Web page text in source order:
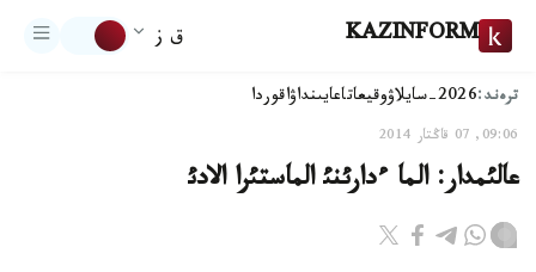
KAZINFORM ق ز
ترەند:2026-سايلاۋ وقيعاتاعايىنداۋاقوردا
09:06, 07 قاڭتار 2014
عالئمدار: الما ءدارئنئ الماستئرا الادئ